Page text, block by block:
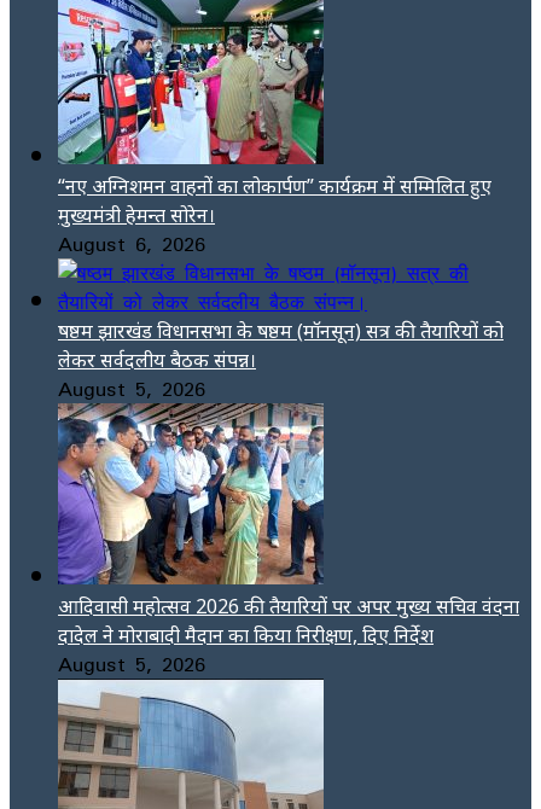
“नए अग्निशमन वाहनों का लोकार्पण” कार्यक्रम में सम्मिलित हुए
मुख्यमंत्री हेमन्त सोरेन।
August 6, 2026
षष्ठम झारखंड विधानसभा के षष्ठम (मॉनसून) सत्र की तैयारियों को
लेकर सर्वदलीय बैठक संपन्न।
August 5, 2026
आदिवासी महोत्सव 2026 की तैयारियों पर अपर मुख्य सचिव वंदना
दादेल ने मोराबादी मैदान का किया निरीक्षण, दिए निर्देश
August 5, 2026